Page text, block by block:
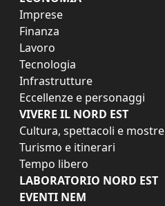
Imprese
Finanza
Lavoro
Tecnologia
Infrastrutture
Eccellenze e personaggi
VIVERE IL NORD EST
Cultura, spettacoli e mostre
Turismo e itinerari
Tempo libero
LABORATORIO NORD EST
EVENTI NEM